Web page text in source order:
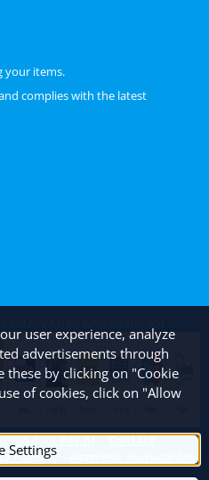
your items.
complies with the latest
doorPay.nl
Contact
Policy|
user experience, analyze
advertisements through
these by clicking on "Cookie
of cookies, click on "Allow
Settings